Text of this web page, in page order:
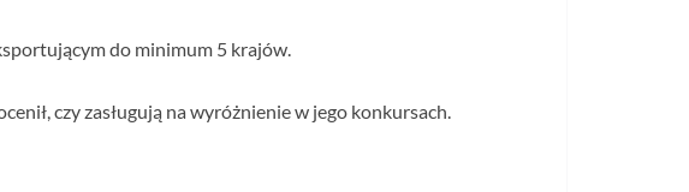
do minimum 5 krajów.
czy zasługują na wyróżnienie w jego konkursach.